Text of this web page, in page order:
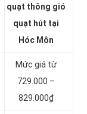
quạt thông gió
quạt hút tại
Hóc Môn
Mức giá từ
729.000 –
829.000₫